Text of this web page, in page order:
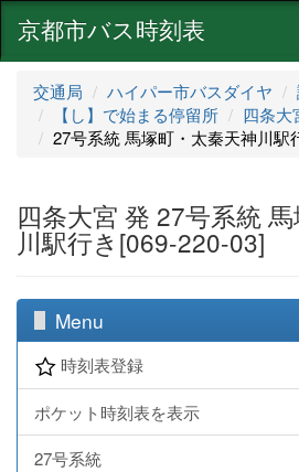
京都市バス時刻表
交通局 ハイパー市バスダイヤ
【し】で始まる停留所
四条大
27号系統 馬塚町・太秦天神川駅
四条大宮 発 27号系統
川駅行き[069-220-03]
Menu
時刻表登録
ポケット時刻表を表示
27号系統